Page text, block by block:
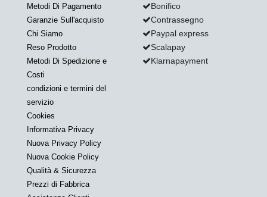
Metodi Di Pagamento
Garanzie Sull'acquisto
Chi Siamo
Reso Prodotto
Metodi Di Spedizione e
Costi
condizioni e termini del
servizio
Cookies
Informativa Privacy
Nuova Privacy Policy
Nuova Cookie Policy
Qualità & Sicurezza
Prezzi di Fabbrica
Bonifico
Contrassegno
Paypal express
Scalapay
Klarnapayment